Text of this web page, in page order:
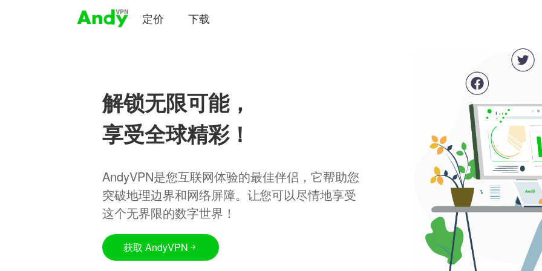
定价 下载
解锁无限可能，
享受全球精彩！
AndyVPN是您互联网体验的最佳伴侣，它帮助您
突破地理边界和网络屏障。让您可以尽情地享受
这个无界限的数字世界！
获取 AndyVPN